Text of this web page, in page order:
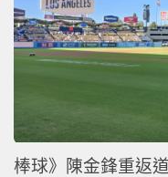
棒球》陳金鋒重返